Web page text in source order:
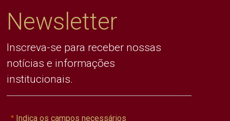
Newsletter
Inscreva-se para receber nossas
notícias e informações
institucionais.
Indica os campos necessários